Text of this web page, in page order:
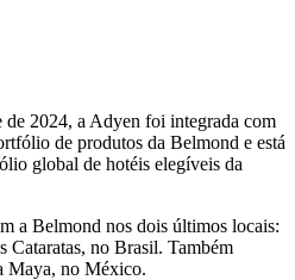
2024, a Adyen foi integrada com
de produtos da Belmond e está
global de hotéis elegíveis da
a Belmond nos dois últimos locais:
Cataratas, no Brasil. Também
Maya, no México.